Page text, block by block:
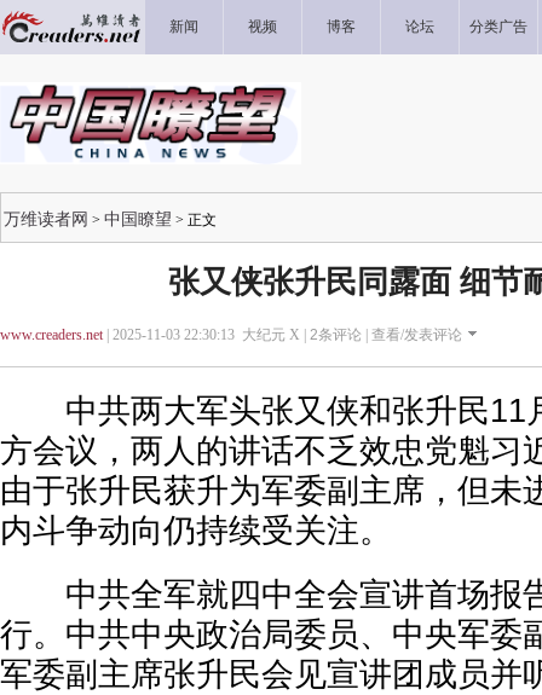
新闻 视频 博客 论坛 分类广告
万维读者网 > 中国瞭望 > 正文
张又侠张升民同露面 细节
www.creaders.net| 2025-11-03 22:30:13 大纪元 X | 2条评论 | 查看/发表评论
中共两大军头张又侠和张升民11
方会议，两人的讲话不乏效忠党魁习
由于张升民获升为军委副主席，但未
内斗争动向仍持续受关注。
中共全军就四中全会宣讲首场报
行。中共中央政治局委员、中央军委
军委副主席张升民会见宣讲团成员并